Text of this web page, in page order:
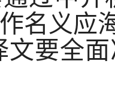
名义应
文要全